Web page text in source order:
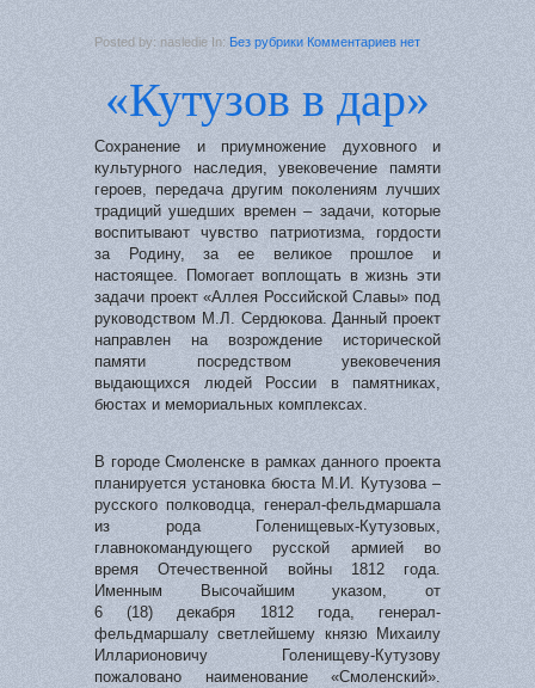
Posted by: nasledie In: Без рубрики Комментариев нет
«Кутузов в дар»
Сохранение и приумножение духовного и
культурного наследия, увековечение памяти
героев, передача другим поколениям лучших
традиций ушедших времен – задачи, которые
воспитывают чувство патриотизма, гордости
за Родину, за ее великое прошлое и
настоящее. Помогает воплощать в жизнь эти
задачи проект «Аллея Российской Славы» под
руководством М.Л. Сердюкова. Данный проект
направлен на возрождение исторической
памяти посредством увековечения
выдающихся людей России в памятниках,
бюстах и мемориальных комплексах.
В городе Смоленске в рамках данного проекта
планируется установка бюста М.И. Кутузова –
русского полководца, генерал-фельдмаршала
из рода Голенищевых-Кутузовых,
главнокомандующего русской армией во
время Отечественной войны 1812 года.
Именным Высочайшим указом, от
6 (18) декабря 1812 года, генерал-
фельдмаршалу светлейшему князю Михаилу
Илларионовичу Голенищеву-Кутузову
пожаловано наименование «Смоленский».